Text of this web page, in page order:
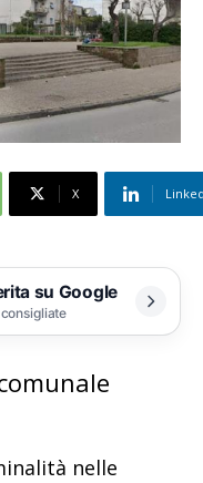
X
su Google
nelle